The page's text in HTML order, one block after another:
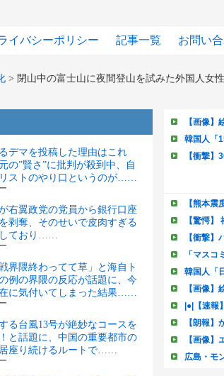
イバシーポリシー 記事一覧 お問い
> 閉山中の富士山に夜間登山を試みた外国人
デマを投稿した理由はこれ
の”賢さ”に批判が殺到中、自
ストのやり口というのが……
右翼政党の党員から銀行口座
剥奪、そのせいで皮肉すぎる
しており……
界隈終わってて草」と海自ト
例の界隈の反応が話題に、今
に気付いてしまった結果……
る台風13号が絶妙なコースを
と話題に、中国の重要都市の
座り続けるルートで……